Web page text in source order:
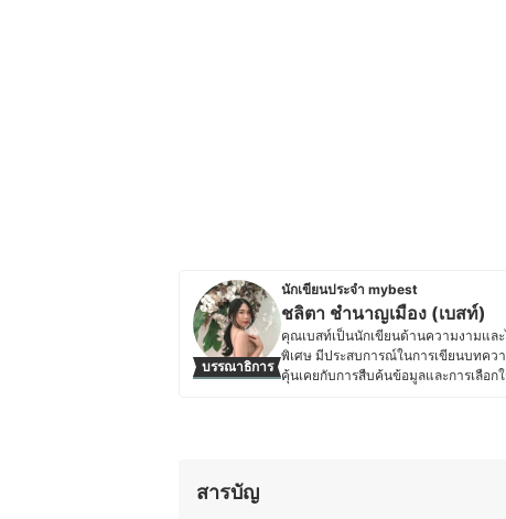
บรรณาธิการ
นักเขียนประจำ mybest
ชลิตา ชำนาญเมือง (เบสท์)
คุณเบสท์เป็นนักเขียนด้านความงามแล
พิเศษ มีประสบการณ์ในการเขียนบทคว
คุ้นเคยกับการสืบค้นข้อมูลและการเลือ
สารบัญ